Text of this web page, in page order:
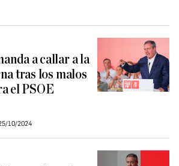
a callar a la
tras los malos
el PSOE
10/2024